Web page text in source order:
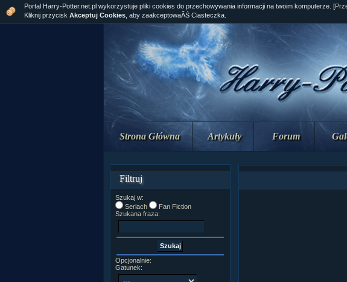
Strona Główna Artykuły Forum
Filtruj
Szukaj w:
Seriach
Fan Fiction
Szukana fraza:
Opcjonalnie:
Gatunek:
Portal Harry-Potter.net.pl wykorzystuje pliki cookies do przechowywania informacji na twoim komputerze. [
Kliknij przycisk Akceptuj Cookies , aby zaakceptowaĂŚ Ciasteczka.